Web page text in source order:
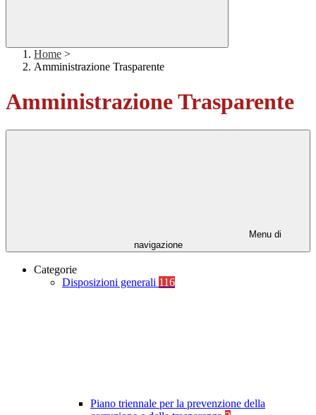
Home >
Amministrazione Trasparente
Amministrazione Trasparente
Menu di
navigazione
Categorie
Disposizioni generali 116
Piano triennale per la prevenzione della